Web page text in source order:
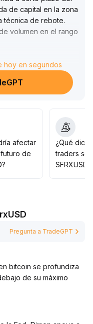
de capital en la zona
técnica de rebote.
volumen en el rango
y los
los
rebotes a
ligeras y tomar
plazo, la estrategia
de mejora
hoy en segundos
afectar
de
¿Qué
traders
SFRXUSD?
Pregunta a TradeGPT
bitcoin se profundiza
de su máximo